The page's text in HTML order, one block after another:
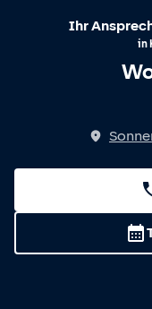
Ihr
in